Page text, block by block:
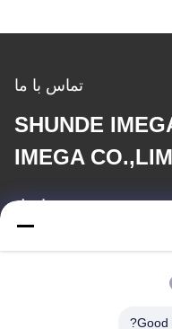
تماس با ما
SHUNDE
IMEGA
ایمیل
Good